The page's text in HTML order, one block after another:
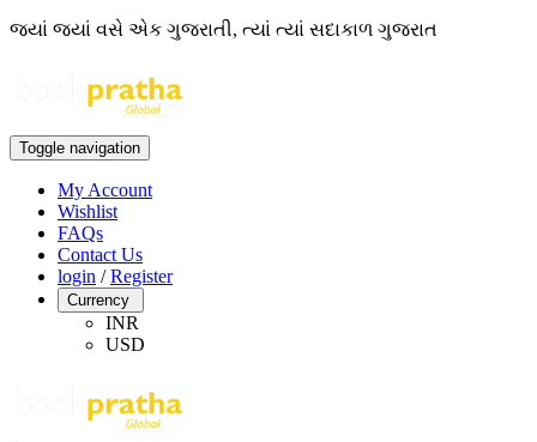
જ્યાં જ્યાં વસે એક ગુજરાતી, ત્યાં ત્યાં સદાકાળ ગુજરાત
Toggle navigation
My Account
Wishlist
FAQs
Contact Us
login /Register
Currency
INR
USD